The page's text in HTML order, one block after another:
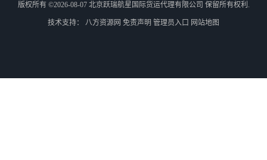
版权所有 ©2026-08-07 北京跃瑞航星国际货运代理有限公司 保留所有权利.
技术支持： 八方资源网 免责声明 管理员入口 网站地图